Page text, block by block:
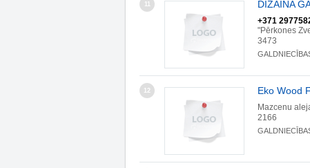
11 DIZAINA
+371
"Pērkones
3473
12 Eko Wood
Mazcenu
2166